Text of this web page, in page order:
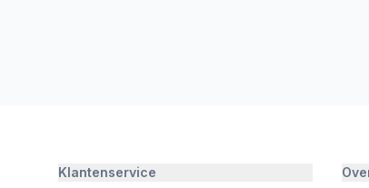
Klantenservice